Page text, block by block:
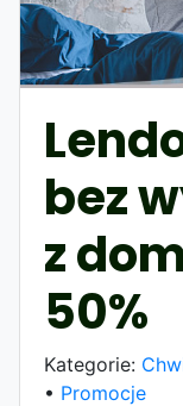
bez
z
50%
Kategorie:
• Promocje